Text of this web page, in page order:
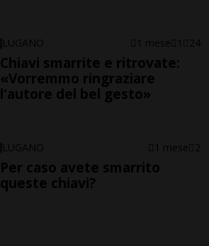
LUGANO 1 mese 1 24
Chiavi smarrite e ritrovate:
«Vorremmo ringraziare
l'autore del bel gesto»
LUGANO 1 mese 2
Per caso avete smarrito
queste chiavi?